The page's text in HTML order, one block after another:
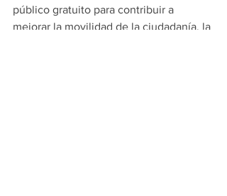
público gratuito para contribuir a
mejorar la movilidad de la ciudadanía, la